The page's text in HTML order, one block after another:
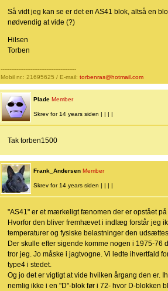
Så vidt jeg kan se er det en AS41 blok, altså en
nødvendig at vide (?)
Hilsen
Torben
-------------------------------------------
Mobil nr.: 21695625 / E-mail: torbenras@hotmail.com
Plade Member
Skrev for 14 years siden | | | |
Tak torben1500
Frank_Andersen Member
Skrev for 14 years siden | | | |
"AS41" er et mærkeligt fænomen der er opstået
Hvorfor den bliver fremhævet i indlæg forstår jeg
temperaturer og fysiske belastninger den
Der skulle efter sigende komme nogen i 1975-
tror jeg. Jo måske i jagtvogne. Vi ledte ihvertfald
type4 i stedet.
Og jo det er vigtigt at vide hvilken årgang den er.
nemlig ikke i en "D"-blok før i 72- hvor D-blokken